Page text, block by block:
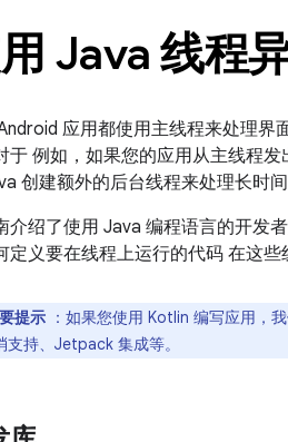
Java 线程
应用都使用主线程来处理界
于 例如，如果您的应用从主线程
创建额外的后台线程来处理长时
介绍了使用 Java 编程语言的开发
定义要在线程上运行的代码 在这
提示 ：如果您使用 Kotlin 编写应用，
支持、Jetpack 集成等。